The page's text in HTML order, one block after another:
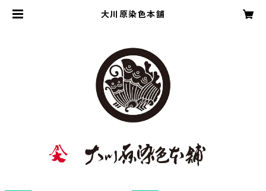
大川原染色本舗